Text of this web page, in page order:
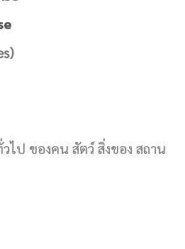
ไป ของคน สัตว์ สิ่งของ สถาน